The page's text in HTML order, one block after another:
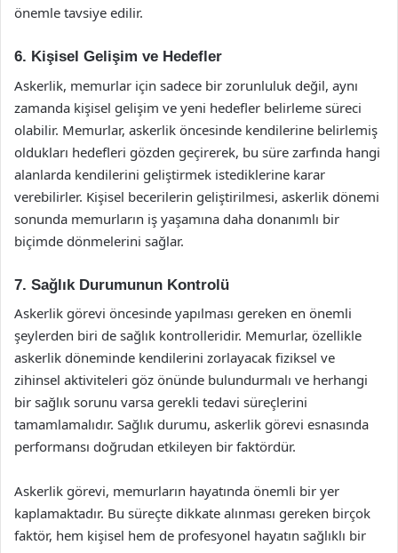
önemle tavsiye edilir.
6. Kişisel Gelişim ve Hedefler
Askerlik, memurlar için sadece bir zorunluluk değil, aynı
zamanda kişisel gelişim ve yeni hedefler belirleme süreci
olabilir. Memurlar, askerlik öncesinde kendilerine belirlemiş
oldukları hedefleri gözden geçirerek, bu süre zarfında hangi
alanlarda kendilerini geliştirmek istediklerine karar
verebilirler. Kişisel becerilerin geliştirilmesi, askerlik dönemi
sonunda memurların iş yaşamına daha donanımlı bir
biçimde dönmelerini sağlar.
7. Sağlık Durumunun Kontrolü
Askerlik görevi öncesinde yapılması gereken en önemli
şeylerden biri de sağlık kontrolleridir. Memurlar, özellikle
askerlik döneminde kendilerini zorlayacak fiziksel ve
zihinsel aktiviteleri göz önünde bulundurmalı ve herhangi
bir sağlık sorunu varsa gerekli tedavi süreçlerini
tamamlamalıdır. Sağlık durumu, askerlik görevi esnasında
performansı doğrudan etkileyen bir faktördür.
Askerlik görevi, memurların hayatında önemli bir yer
kaplamaktadır. Bu süreçte dikkate alınması gereken birçok
faktör, hem kişisel hem de profesyonel hayatın sağlıklı bir